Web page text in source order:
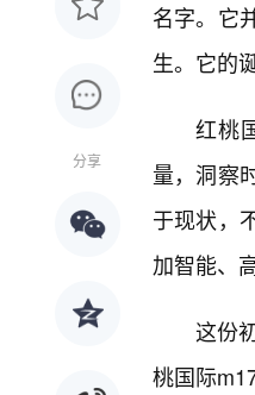
分享
名字。它
生。它的
红桃
量，洞察
于现状，
加智能、
这份
桃国际